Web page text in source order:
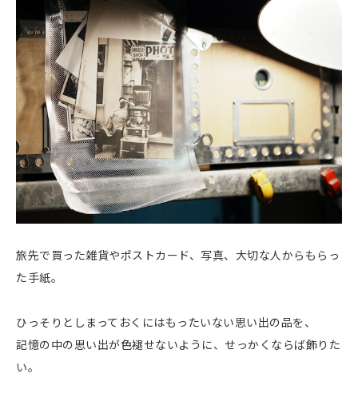
旅先で買った雑貨やポストカード、写真、大切な人からもらっ
た手紙。
ひっそりとしまっておくにはもったいない思い出の品を、
記憶の中の思い出が色褪せないように、せっかくならば飾りた
い。